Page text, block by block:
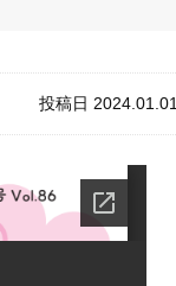
投稿日 2024.01.01